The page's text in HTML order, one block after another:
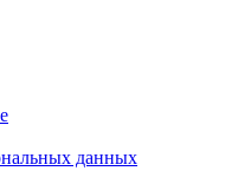
данных